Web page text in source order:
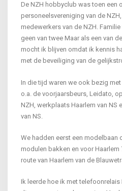
De NZH hobbyclub was toen een
personeelsvereniging van de
medewerkers van de NZH.
geen van twee Maar als een van
mocht ik blijven omdat ik kennis
met de beveiliging van de
In die tijd waren we ook bezig
o.a. de voorjaarsbeurs, Leidato,
NZH, werkplaats Haarlem van NS
van NS.
We hadden eerst een
modulen bakken en voor
route van Haarlem van de
Ik leerde hoe ik met